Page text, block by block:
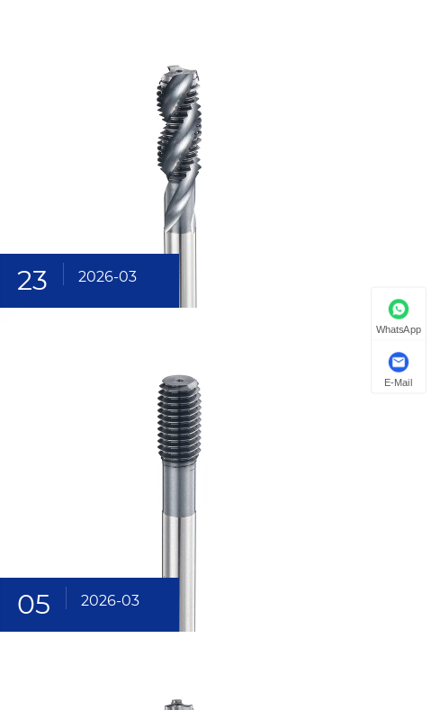
23 2026-03
05 2026-03
WhatsApp
E-Mail